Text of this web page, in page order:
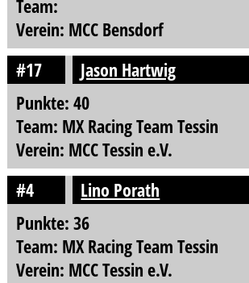
Team:
Verein: MCC Bensdorf
#17
Jason Hartwig
Punkte: 40
Team: MX Racing Team Tessin
Verein: MCC Tessin e.V.
#4
Lino Porath
Punkte: 36
Team: MX Racing Team Tessin
Verein: MCC Tessin e.V.